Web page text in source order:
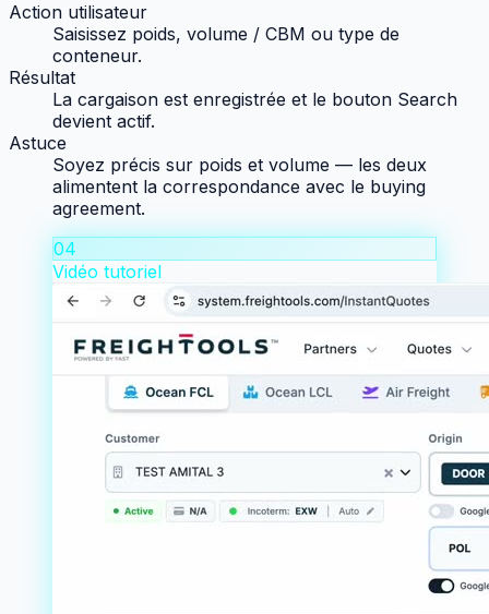
Action utilisateur
Saisissez poids, volume / CBM ou type de
conteneur.
Résultat
La cargaison est enregistrée et le bouton Search
devient actif.
Astuce
Soyez précis sur poids et volume — les deux
alimentent la correspondance avec le buying
agreement.
04
Vidéo tutoriel